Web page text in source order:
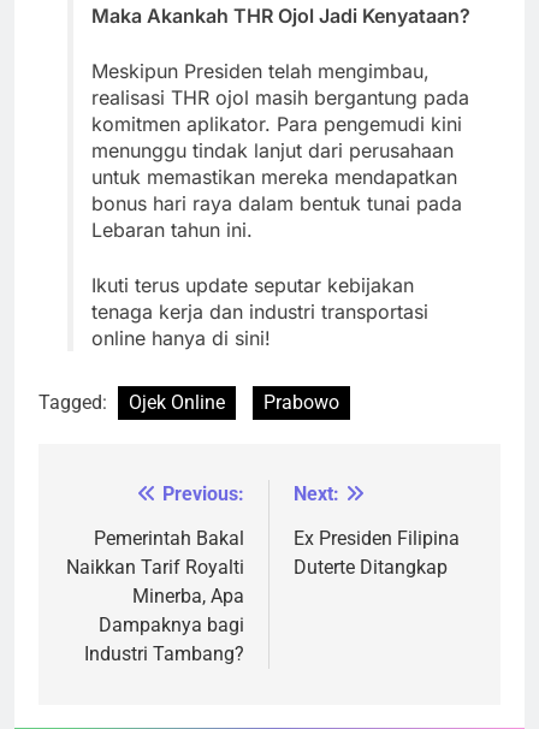
Maka Akankah THR Ojol Jadi Kenyataan?
Meskipun Presiden telah mengimbau,
realisasi THR ojol masih bergantung pada
komitmen aplikator. Para pengemudi kini
menunggu tindak lanjut dari perusahaan
untuk memastikan mereka mendapatkan
bonus hari raya dalam bentuk tunai pada
Lebaran tahun ini.
Ikuti terus update seputar kebijakan
tenaga kerja dan industri transportasi
online hanya di sini!
Tagged: Ojek Online Prabowo
Navigasi
pos
Previous:
Pemerintah Bakal
Naikkan Tarif Royalti
Minerba, Apa
Dampaknya bagi
Industri Tambang?
Next:
Ex Presiden Filipina
Duterte Ditangkap